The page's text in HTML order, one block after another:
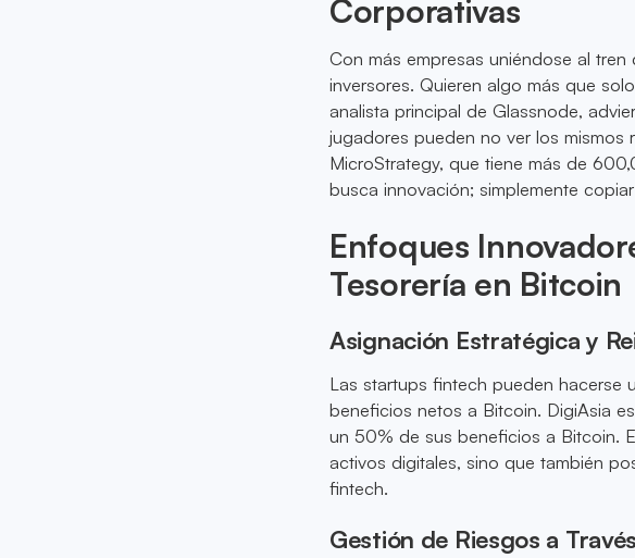
Corporativas
Con más empresas uniéndose al
inversores. Quieren algo más que
analista principal de Glassnode,
jugadores pueden no ver los
MicroStrategy, que tiene más de
busca innovación; simplemente
Enfoques
Tesorería en Bitcoin
Asignación Estratégica y
Las startups fintech pueden hacerse
beneficios netos a Bitcoin. DigiAsia
un 50% de sus beneficios a Bitcoin.
activos digitales, sino que también
fintech.
Gestión de Riesgos a